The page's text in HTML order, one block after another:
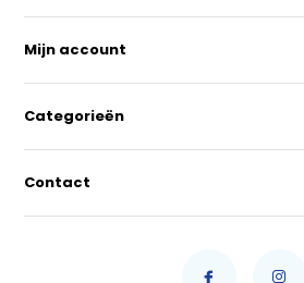
Mijn account
Categorieën
Contact